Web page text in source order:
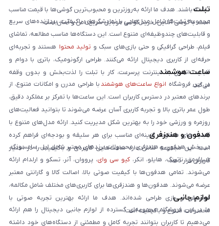
داشته باشند. هدف ما ارائه به‌روزترین و محبوب‌ترین گوشی‌ها با قیمت مناسب
است. با گوشی آنلاین، خرید گوشی موبایل سریع، امن و آسان است.
تبلت
مجموعه تبلت‌ها شامل مدل‌هایی با نمایشگرهای باکیفیت، پردازنده‌های سریع
و قابلیت‌های چندوظیفه‌ای متنوع است. این دستگاه‌ها مناسب مطالعه، تماشای
فیلم، طراحی گرافیکی و حتی بازی‌های سبک و تولید محتوا هستند و تجربه‌ای
حرفه‌ای از کاربری دیجیتال ارائه می‌کنند. طراحی ارگونومیک، باتری با دوام و
قابلیت اتصال به اینترنت پرسرعت، کار با تبلت را لذت‌بخش و بدون وقفه
می‌کند.
ساعت هوشمند
در این فروشگاه انواع ساعت‌های هوشمند با طراحی مدرن و امکانات متنوع، از
برندهای معتبر در دسترس کاربران است. این ساعت‌ها با تمرکز بر عملکرد دقیق،
طول عمر باتری بالا و تجربه کاربری آسان عرضه می‌شوند تا بتوانید فعالیت‌های
روزمره و ورزشی خود را به بهترین شکل مدیریت کنید. ارائه مدل‌های متنوع با
قابلیت‌های متفاوت، گزینه‌ای مناسب برای هر سلیقه و بودجه‌ای فراهم کرده
است. این مجموعه تلاش دارد ساعت‌هایی کاربردی و باکیفیت را در اختیار
کاربران قرار دهد.
هدفون و هندزفری
در بخش هدفون و هندزفری، محصولات برندهای معتبر شامل اپل، سامسونگ،
شیائومی، ناتینگ، هایلو، انکر، کیو سی وای، پرووان، آنر، تسکو و ارلدام ارائه
می‌شوند. تمامی هدفون‌ها با کیفیت صوتی بالا، اصالت کالا و گارانتی معتبر
عرضه می‌شوند. هدفون‌ها و هندزفری‌ها برای کاربری‌های مختلف شامل مکالمه،
موسیقی و بازی طراحی شده‌اند. هدف ما ارائه بهترین تجربه صوتی با
محصولات متنوع و باکیفیت است.
لوازم جانبی
ما در این فروشگاه مجموعه‌ای گسترده از لوازم جانبی دیجیتال را هم ارائه
می‌دهیم تا کاربران بتوانند تجربه کامل و مطمئنی از دستگاه‌های خود داشته